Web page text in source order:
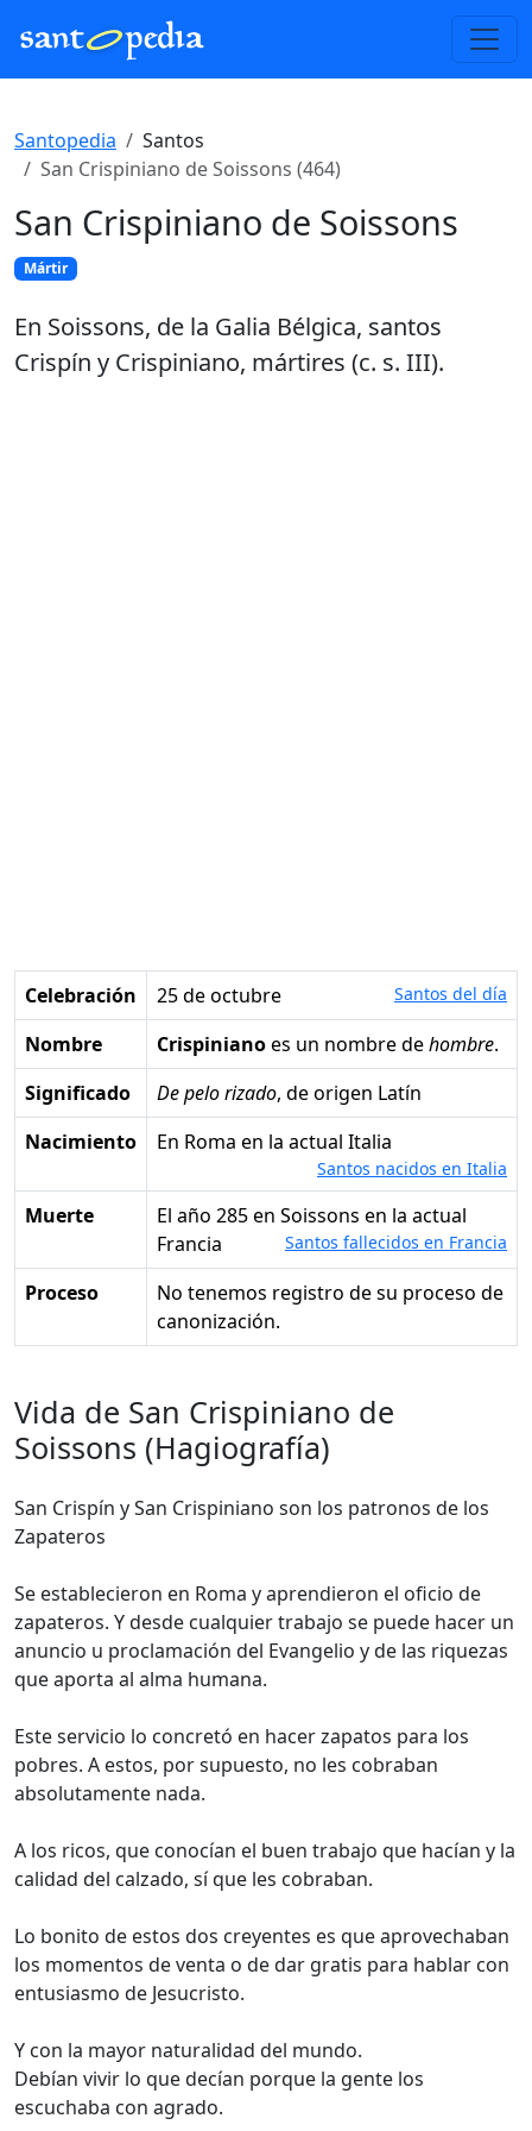
Santopedia
Santos
San Crispiniano de Soissons (464)
San Crispiniano de Soissons
Mártir
En Soissons, de la Galia Bélgica, santos
Crispín y Crispiniano, mártires (c. s. III).
Celebración 25 de octubre Santos del día
Nombre Crispinianoes un nombre dehombre.
Significado
De pelo rizado, de origen Latín
Nacimiento
en Roma en la actual Italia
Santos nacidos en Italia
Muerte
el año 285 en Soissons en la actual
Francia
Santos fallecidos en Francia
Proceso
No tenemos registro de su proceso de
canonización.
Vida de San Crispiniano de
Soissons (Hagiografía)
San Crispín y San Crispiniano son los patronos de los
Zapateros
Se establecieron en Roma y aprendieron el oficio de
zapateros. Y desde cualquier trabajo se puede hacer un
anuncio u proclamación del Evangelio y de las riquezas
que aporta al alma humana.
Este servicio lo concretó en hacer zapatos para los
pobres. A estos, por supuesto, no les cobraban
absolutamente nada.
A los ricos, que conocían el buen trabajo que hacían y la
calidad del calzado, sí que les cobraban.
Lo bonito de estos dos creyentes es que aprovechaban
los momentos de venta o de dar gratis para hablar con
entusiasmo de Jesucristo.
Y con la mayor naturalidad del mundo.
Debían vivir lo que decían porque la gente los
escuchaba con agrado.